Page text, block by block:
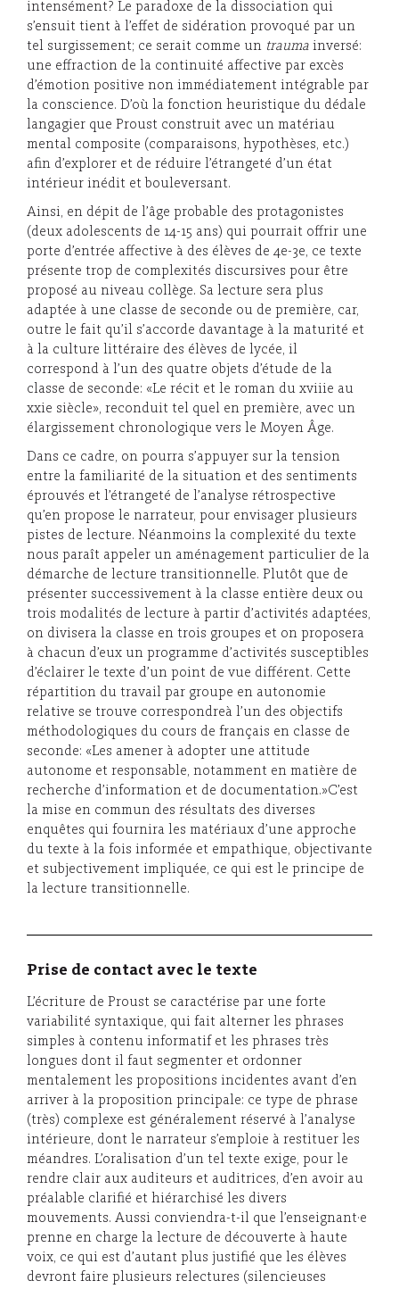
intensément? Le paradoxe de la dissociation qui
s’ensuit tient à l’effet de sidération provoqué par un
tel surgissement; ce serait comme un trauma inversé:
une effraction de la continuité affective par excès
d’émotion positive non immédiatement intégrable par
la conscience. D’où la fonction heuristique du dédale
langagier que Proust construit avec un matériau
mental composite (comparaisons, hypothèses, etc.)
afin d’explorer et de réduire l’étrangeté d’un état
intérieur inédit et bouleversant.
Ainsi, en dépit de l’âge probable des protagonistes
(deux adolescents de 14-15 ans) qui pourrait offrir une
porte d’entrée affective à des élèves de 4e-3e, ce texte
présente trop de complexités discursives pour être
proposé au niveau collège. Sa lecture sera plus
adaptée à une classe de seconde ou de première, car,
outre le fait qu’il s’accorde davantage à la maturité et
à la culture littéraire des élèves de lycée, il
correspond à l’un des quatre objets d’étude de la
classe de seconde: «Le récit et le roman du xviiie au
xxie siècle», reconduit tel quel en première, avec un
élargissement chronologique vers le Moyen Âge.
Dans ce cadre, on pourra s’appuyer sur la tension
entre la familiarité de la situation et des sentiments
éprouvés et l’étrangeté de l’analyse rétrospective
qu’en propose le narrateur, pour envisager plusieurs
pistes de lecture. Néanmoins la complexité du texte
nous paraît appeler un aménagement particulier de la
démarche de lecture transitionnelle. Plutôt que de
présenter successivement à la classe entière deux ou
trois modalités de lecture à partir d’activités adaptées,
on divisera la classe en trois groupes et on proposera
à chacun d’eux un programme d’activités susceptibles
d’éclairer le texte d’un point de vue différent. Cette
répartition du travail par groupe en autonomie
relative se trouve correspondreà l’un des objectifs
méthodologiques du cours de français en classe de
seconde: «Les amener à adopter une attitude
autonome et responsable, notamment en matière de
recherche d’information et de documentation.»C’est
la mise en commun des résultats des diverses
enquêtes qui fournira les matériaux d’une approche
du texte à la fois informée et empathique, objectivante
et subjectivement impliquée, ce qui est le principe de
la lecture transitionnelle.
Prise de contact avec le texte
L’écriture de Proust se caractérise par une forte
variabilité syntaxique, qui fait alterner les phrases
simples à contenu informatif et les phrases très
longues dont il faut segmenter et ordonner
mentalement les propositions incidentes avant d’en
arriver à la proposition principale: ce type de phrase
(très) complexe est généralement réservé à l’analyse
intérieure, dont le narrateur s’emploie à restituer les
méandres. L’oralisation d’un tel texte exige, pour le
rendre clair aux auditeurs et auditrices, d’en avoir au
préalable clarifié et hiérarchisé les divers
mouvements. Aussi conviendra-t-il que l’enseignant·e
prenne en charge la lecture de découverte à haute
voix, ce qui est d’autant plus justifié que les élèves
devront faire plusieurs relectures (silencieuses